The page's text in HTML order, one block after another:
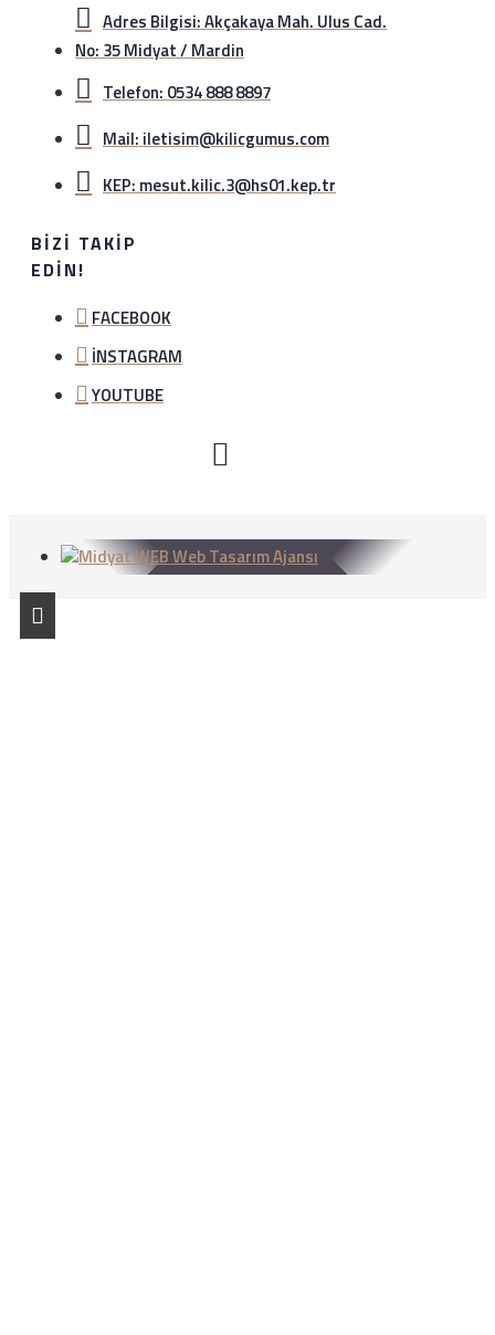
Adres Bilgisi: Akçakaya Mah. Ulus Cad.
No: 35 Midyat / Mardin
Telefon: 0534 888 8897
Mail: iletisim@kilicgumus.com
KEP: mesut.kilic.3@hs01.kep.tr
BIZI TAKIP
EDIN!
FACEBOOK
İNSTAGRAM
YOUTUBE